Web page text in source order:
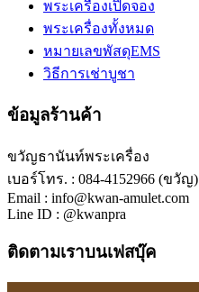
พระเครื่องเปิดจอง
พระเครื่องทั้งหมด
หมายเลขพัสดุEMS
วิธีการเช่าบูชา
ข้อมูลร้านค้า
ขวัญธานันท์พระเครื่อง
เบอร์โทร. : 084-4152966 (ขวัญ)
Email : info@kwan-amulet.com
Line ID : @kwanpra
ติดตามเราบนเฟสบุ๊ค